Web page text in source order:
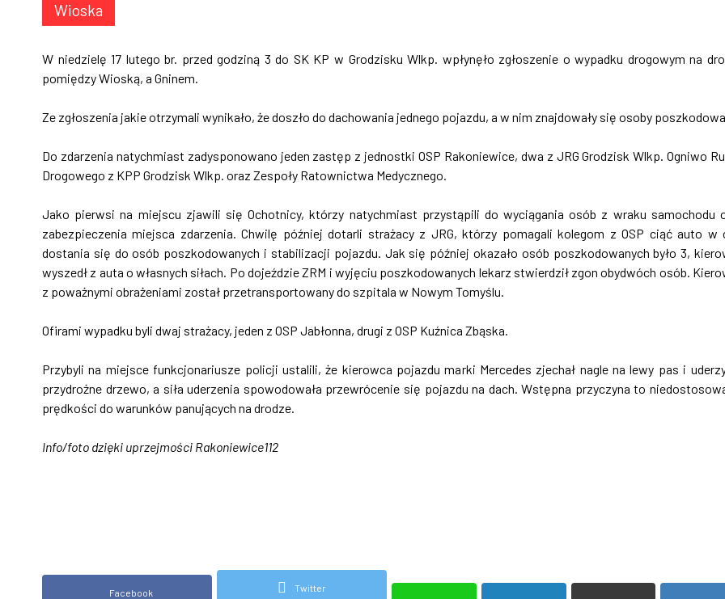
Wioska
W niedzielę 17 lutego br. przed godziną 3 do SK KP w Grodzisku Wlkp. wpłynęło zgłoszenie o wypadku drogowym na
pomiędzy Wioską, a Gninem.
Ze zgłoszenia jakie otrzymali wynikało, że doszło do dachowania jednego pojazdu, a w nim znajdowały się osoby
Do zdarzenia natychmiast zadysponowano jeden zastęp z jednostki OSP Rakoniewice, dwa z JRG Grodzisk Wlkp. Ogniwo
Drogowego z KPP Grodzisk Wlkp. oraz Zespoły Ratownictwa Medycznego.
Jako pierwsi na miejscu zjawili się Ochotnicy, którzy natychmiast przystąpili do wyciągania osób z wraku samochodu
zabezpieczenia miejsca zdarzenia. Chwilę później dotarli strażacy z JRG, którzy pomagali kolegom z OSP ciąć auto w
dostania się do osób poszkodowanych i stabilizacji pojazdu. Jak się później okazało osób poszkodowanych było 3,
wyszedł z auta o własnych siłach. Po dojeździe ZRM i wyjęciu poszkodowanych lekarz stwierdził zgon obydwóch osób.
z poważnymi obrażeniami został przetransportowany do szpitala w Nowym Tomyślu.
Ofirami wypadku byli dwaj strażacy, jeden z OSP Jabłonna, drugi z OSP Kuźnica Zbąska.
Przybyli na miejsce funkcjonariusze policji ustalili, że kierowca pojazdu marki Mercedes zjechał nagle na lewy pas i
przydrożne drzewo, a siła uderzenia spowodowała przewrócenie się pojazdu na dach. Wstępna przyczyna to
prędkości do warunków panujących na drodze.
Info/foto dzięki uprzejmości Rakoniewice112
Facebook Twitter